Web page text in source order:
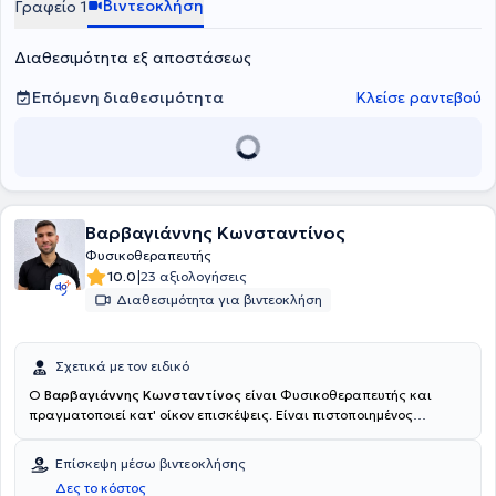
Γραφείο 1 Βιντεοκλήση
Διαθεσιμότητα εξ αποστάσεως
Επόμενη διαθεσιμότητα
Κλείσε ραντεβού
Βαρβαγιάννης Κωνσταντίνος
Φυσικοθεραπευτής
10.0|23 αξιολογήσεις
Διαθεσιμότητα για βιντεοκλήση
Σχετικά με τον ειδικό
Ο Βαρβαγιάννης Κωνσταντίνος είναι Φυσικοθεραπευτής και
πραγματοποιεί κατ' οίκον επισκέψεις. Είναι πιστοποιημένος
μυοσκελετικών παθήσεων και πολυετή εμπειρία στην παροχή
εξατομικευμένων θεραπευτικών προγραμμάτων, προσαρμοσμένων
Επίσκεψη μέσω βιντεοκλήσης
Δες το κόστος